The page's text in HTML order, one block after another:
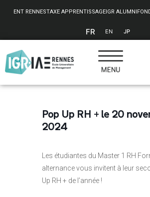
ENT RENNESTAXE APPRENTISSAGEIGR ALUMNI
FR EN JP
Pop Up RH + le 20
2024
Les étudiantes du Master 1 RH
alternance vous invitent à leur
Up RH + de l’année !